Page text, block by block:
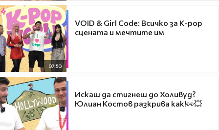
07:50
VOID & Girl Code: Всичко за K-pop
сцената и мечтите им
Искаш да стигнеш до Холивуд?
Юлиан Костов разкрива как!👀💥